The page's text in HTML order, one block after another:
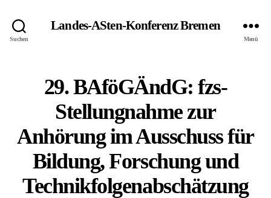
Suchen
Landes-ASten-Konferenz Bremen
Menü
29. BAföGÄndG: fzs-
Stellungnahme zur
Anhörung im Ausschuss für
Bildung, Forschung und
Technikfolgenabschätzung